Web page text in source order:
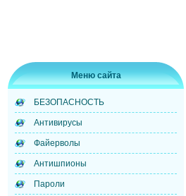
Меню сайта
БЕЗОПАСНОСТЬ
Антивирусы
Файерволы
Антишпионы
Пароли